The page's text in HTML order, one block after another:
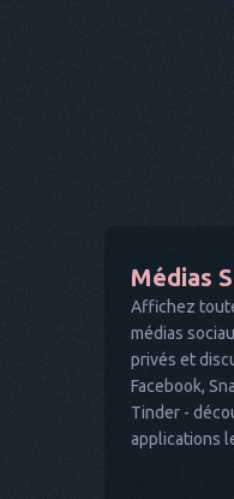
Médias
Affichez
médias
privés et
Facebook,
Tinder -
applications